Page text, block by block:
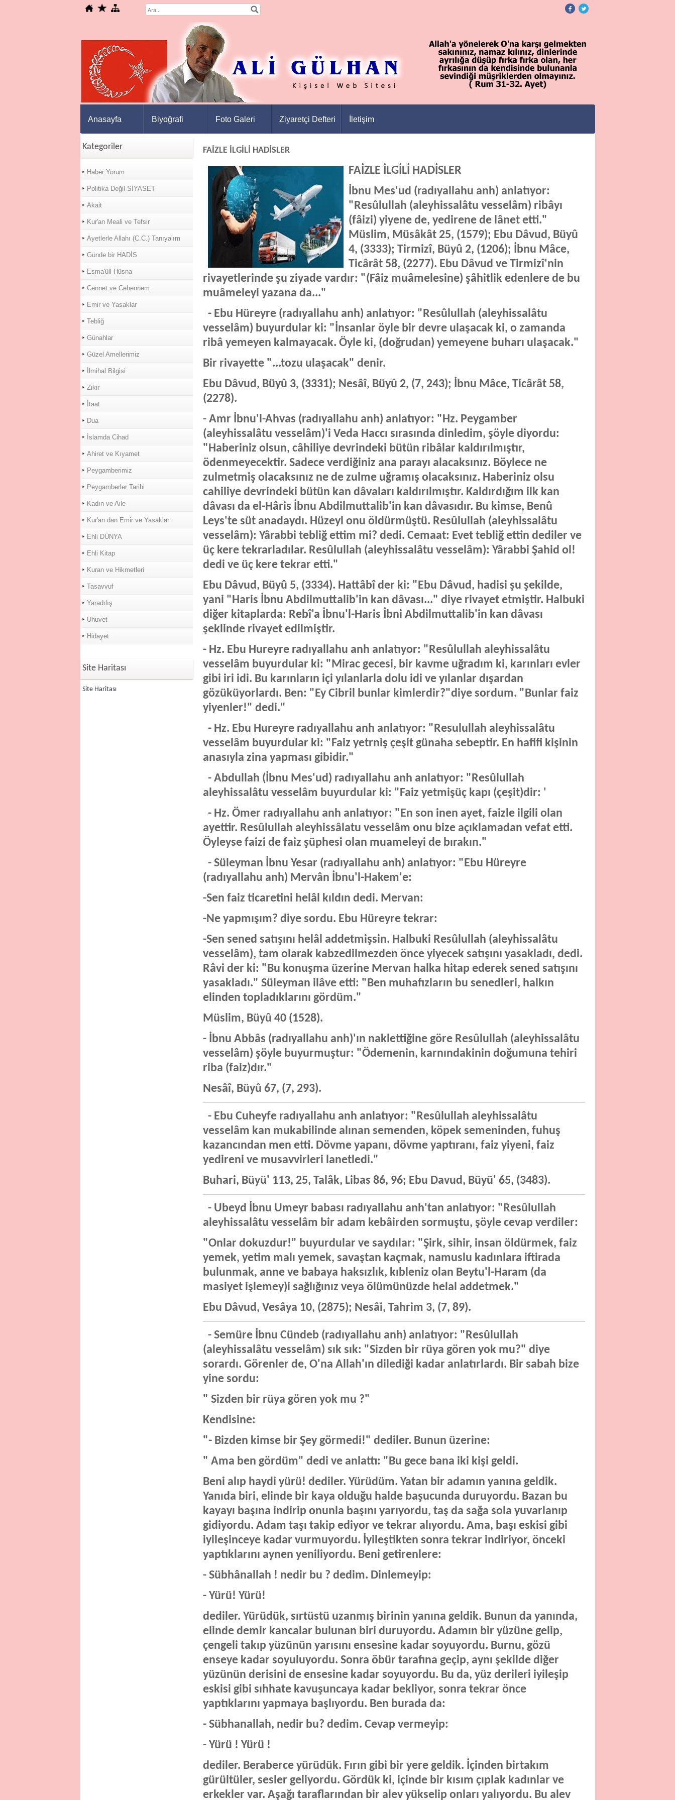
Anasayfa Biyoğrafi Foto Galeri Ziyaretçi Defteri İletişim
Kategoriler
Haber Yorum
Politika Değil SİYASET
Akait
Kur'an Meali ve Tefsir
Ayetlerle Allahı (C.C.) Tanıyalım
Günde bir HADİS
Esma'üll Hüsna
Cennet ve Cehennem
Emir ve Yasaklar
Tebliğ
Günahlar
Güzel Amellerimiz
İlmihal Bilgisi
Zikir
İtaat
Dua
İslamda Cihad
Ahiret ve Kıyamet
Peygamberimiz
Peygamberler Tarihi
Kadın ve Aile
Kur'an dan Emir ve Yasaklar
Ehli DÜNYA
Ehli Kitap
Kuran ve Hikmetleri
Tasavvuf
Yaradılış
Uhuvet
Hidayet
Site Haritası
Site Haritası
FAİZLE İLGİLİ HADİSLER
FAİZLE İLGİLİ HADİSLER
İbnu Mes'ud (radıyallahu anh) anlatıyor:
"Resûlullah (aleyhissalâtu vesselâm) ribâyı
(fâizi) yiyene de, yedirene de lânet etti."
Müslim, Müsâkât 25, (1579); Ebu Dâvud, Büyû
4, (3333); Tirmizî, Büyû 2, (1206); İbnu Mâce,
Ticârât 58, (2277). Ebu Dâvud ve Tirmizî'nin
rivayetlerinde şu ziyade vardır: "(Fâiz muâmelesine) şâhitlik edenlere de bu
muâmeleyi yazana da..."
- Ebu Hüreyre (radıyallahu anh) anlatıyor: "Resûlullah (aleyhissalâtu
vesselâm) buyurdular ki: "İnsanlar öyle bir devre ulaşacak ki, o zamanda
ribâ yemeyen kalmayacak. Öyle ki, (doğrudan) yemeyene buharı ulaşacak."
Bir rivayette "...tozu ulaşacak" denir.
Ebu Dâvud, Büyû 3, (3331); Nesâî, Büyû 2, (7, 243); İbnu Mâce, Ticârât 58,
(2278).
- Amr İbnu'l-Ahvas (radıyallahu anh) anlatıyor: "Hz. Peygamber
(aleyhissalâtu vesselâm)'i Veda Haccı sırasında dinledim, şöyle diyordu:
"Haberiniz olsun, câhiliye devrindeki bütün ribâlar kaldırılmıştır,
ödenmeyecektir. Sadece verdiğiniz ana parayı alacaksınız. Böylece ne
zulmetmiş olacaksınız ne de zulme uğramış olacaksınız. Haberiniz olsu
cahiliye devrindeki bütün kan dâvaları kaldırılmıştır. Kaldırdığım ilk kan
dâvası da el-Hâris İbnu Abdilmuttalib'in kan dâvasıdır. Bu kimse, Benû
Leys'te süt anadaydı. Hüzeyl onu öldürmüştü. Resûlullah (aleyhissalâtu
vesselâm): Yârabbi tebliğ ettim mi? dedi. Cemaat: Evet tebliğ ettin dediler ve
üç kere tekrarladılar. Resûlullah (aleyhissalâtu vesselâm): Yârabbi Şahid ol!
dedi ve üç kere tekrar etti."
Ebu Dâvud, Büyû 5, (3334). Hattâbî der ki: "Ebu Dâvud, hadisi şu şekilde,
yani "Haris İbnu Abdilmuttalib'in kan dâvası..." diye rivayet etmiştir. Halbuki
diğer kitaplarda: Rebî'a İbnu'l-Haris İbni Abdilmuttalib'in kan dâvası
şeklinde rivayet edilmiştir.
- Hz. Ebu Hureyre radıyallahu anh anlatıyor: "Resûlullah aleyhissalâtu
vesselâm buyurdular ki: "Mirac gecesi, bir kavme uğradım ki, karınları evler
gibi iri idi. Bu karınların içi yılanlarla dolu idi ve yılanlar dışardan
gözüküyorlardı. Ben: "Ey Cibril bunlar kimlerdir?"diye sordum. "Bunlar faiz
yiyenler!" dedi."
- Hz. Ebu Hureyre radıyallahu anh anlatıyor: "Resulullah aleyhissalâtu
vesselâm buyurdular ki: "Faiz yetrniş çeşit günaha sebeptir. En hafifi kişinin
anasıyla zina yapması gibidir."
- Abdullah (İbnu Mes'ud) radıyallahu anh anlatıyor: "Resûlullah
aleyhissalâtu vesselâm buyurdular ki: "Faiz yetmişüç kapı (çeşit)dir: '
- Hz. Ömer radıyallahu anh anlatıyor: "En son inen ayet, faizle ilgili olan
ayettir. Resûlullah aleyhissâlatu vesselâm onu bize açıklamadan vefat etti.
Öyleyse faizi de faiz şüphesi olan muameleyi de bırakın."
- Süleyman İbnu Yesar (radıyallahu anh) anlatıyor: "Ebu Hüreyre
(radıyallahu anh) Mervân İbnu'l-Hakem'e:
-Sen faiz ticaretini helâl kıldın dedi. Mervan:
-Ne yapmışım? diye sordu. Ebu Hüreyre tekrar:
-Sen sened satışını helâl addetmişsin. Halbuki Resûlullah (aleyhissalâtu
vesselâm), tam olarak kabzedilmezden önce yiyecek satışını yasakladı, dedi.
Râvi der ki: "Bu konuşma üzerine Mervan halka hitap ederek sened satışını
yasakladı." Süleyman ilâve etti: "Ben muhafızların bu senedleri, halkın
elinden topladıklarını gördüm."
Müslim, Büyû 40 (1528).
- İbnu Abbâs (radıyallahu anh)'ın naklettiğine göre Resûlullah (aleyhissalâtu
vesselâm) şöyle buyurmuştur: "Ödemenin, karnındakinin doğumuna tehiri
riba (faiz)dır."
Nesâî, Büyû 67, (7, 293).
- Ebu Cuheyfe radıyallahu anh anlatıyor: "Resûlullah aleyhissalâtu
vesselâm kan mukabilinde alınan semenden, köpek semeninden, fuhuş
kazancından men etti. Dövme yapanı, dövme yaptıranı, faiz yiyeni, faiz
yedireni ve musavvirleri lanetledi."
Buhari, Büyü' 113, 25, Talâk, Libas 86, 96; Ebu Davud, Büyü' 65, (3483).
- Ubeyd İbnu Umeyr babası radıyallahu anh'tan anlatıyor: "Resûlullah
aleyhissalâtu vesselâm bir adam kebâirden sormuştu, şöyle cevap verdiler:
"Onlar dokuzdur!" buyurdular ve saydılar: "Şirk, sihir, insan öldürmek, faiz
yemek, yetim malı yemek, savaştan kaçmak, namuslu kadınlara iftirada
bulunmak, anne ve babaya haksızlık, kıbleniz olan Beytu'l-Haram (da
masiyet işlemey)i sağlığınız veya ölümünüzde helal addetmek."
Ebu Dâvud, Vesâya 10, (2875); Nesâi, Tahrim 3, (7, 89).
- Semüre İbnu Cündeb (radıyallahu anh) anlatıyor: "Resûlullah
(aleyhissalâtu vesselâm) sık sık: "Sizden bir rüya gören yok mu?" diye
sorardı. Görenler de, O'na Allah'ın dilediği kadar anlatırlardı. Bir sabah bize
yine sordu:
" Sizden bir rüya gören yok mu ?"
Kendisine:
"- Bizden kimse bir Şey görmedi!" dediler. Bunun üzerine:
" Ama ben gördüm" dedi ve anlattı: "Bu gece bana iki kişi geldi.
Beni alıp haydi yürü! dediler. Yürüdüm. Yatan bir adamın yanına geldik.
Yanıda biri, elinde bir kaya olduğu halde başucunda duruyordu. Bazan bu
kayayı başına indirip onunla başını yarıyordu, taş da sağa sola yuvarlanıp
gidiyordu. Adam taşı takip ediyor ve tekrar alıyordu. Ama, başı eskisi gibi
iyileşinceye kadar vurmuyordu. İyileştikten sonra tekrar indiriyor, önceki
yaptıklarını aynen yeniliyordu. Beni getirenlere:
- Sübhânallah ! nedir bu ? dedim. Dinlemeyip:
- Yürü! Yürü!
dediler. Yürüdük, sırtüstü uzanmış birinin yanına geldik. Bunun da yanında,
elinde demir kancalar bulunan biri duruyordu. Adamın bir yüzüne gelip,
çengeli takıp yüzünün yarısını ensesine kadar soyuyordu. Burnu, gözü
enseye kadar soyuluyordu. Sonra öbür tarafına geçip, aynı şekilde diğer
yüzünün derisini de ensesine kadar soyuyordu. Bu da, yüz derileri iyileşip
eskisi gibi sıhhate kavuşuncaya kadar bekliyor, sonra tekrar önce
yaptıklarını yapmaya başlıyordu. Ben burada da:
- Sübhanallah, nedir bu? dedim. Cevap vermeyip:
- Yürü ! Yürü !
dediler. Beraberce yürüdük. Fırın gibi bir yere geldik. İçinden birtakım
gürültüler, sesler geliyordu. Gördük ki, içinde bir kısım çıplak kadınlar ve
erkekler var. Aşağı taraflarından bir alev yükselip onları yalıyordu. Bu alev